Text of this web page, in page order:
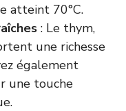
atteint 70°C.
: Le thym,
une richesse
également
une touche